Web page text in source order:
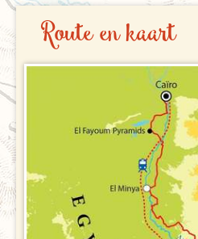
PRAKTISCHE
Vervoer
FAQ
FOTO'S EN
REIS
Route en kaart